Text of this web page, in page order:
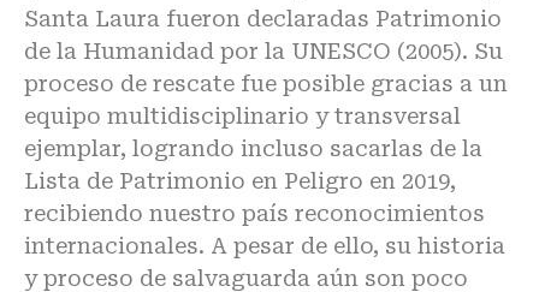
Santa Laura fueron declaradas Patrimonio
de la Humanidad por la UNESCO (2005). Su
proceso de rescate fue posible gracias a un
equipo multidisciplinario y transversal
ejemplar, logrando incluso sacarlas de la
Lista de Patrimonio en Peligro en 2019,
recibiendo nuestro país reconocimientos
internacionales. A pesar de ello, su historia
y proceso de salvaguarda aún son poco